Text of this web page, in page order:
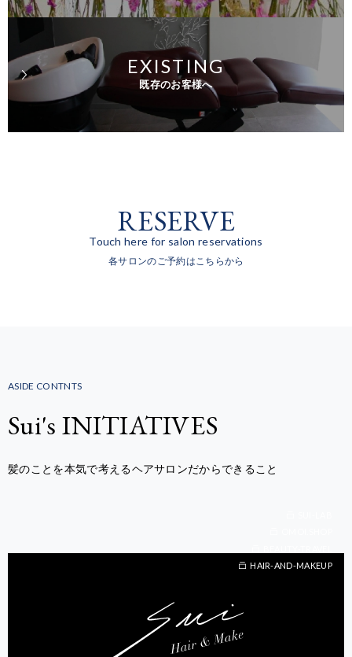
既存のお客様へ
EXISTING
RESERVE
Touch here for salon reservations
各サロンのご予約はこちらから
ASIDE CONTNTS
Sui's INITIATIVES
髪のことを本気で考えるヘアサロンだからできること
HAIR-AND-MAKEUP